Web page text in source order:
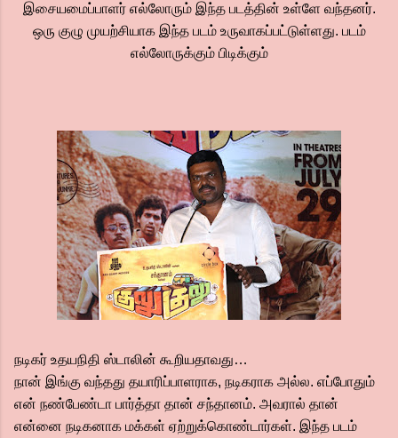
இசையமைப்பாளர் எல்லோரும் இந்த படத்தின் உள்ளே வந்தனர்.
ஒரு குழு முயற்சியாக இந்த படம் உருவாகப்பட்டுள்ளது. படம்
எல்லோருக்கும் பிடிக்கும்
நடிகர் உதயநிதி ஸ்டாலின் கூறியதாவது…
நான் இங்கு வந்தது தயாரிப்பாளராக, நடிகராக அல்ல. எப்போதும்
என் நண்பேண்டா பார்த்தா தான் சந்தானம். அவரால் தான்
என்னை நடிகனாக மக்கள் ஏற்றுக்கொண்டார்கள். இந்த படம்